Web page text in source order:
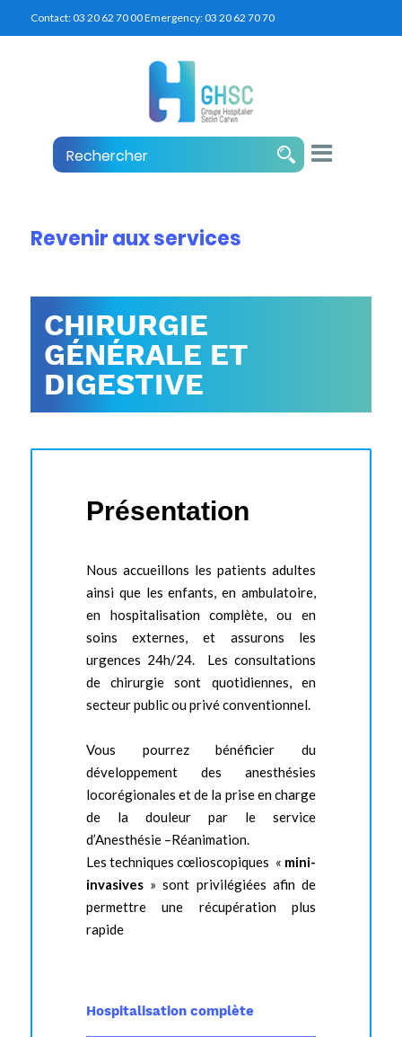
Contact:03 20 62 70 00Emergency:03 20 62 70 70
Revenir aux services
CHIRURGIE
GÉNÉRALE ET
DIGESTIVE
Présentation
Nous accueillons les patients adultes
ainsi que les enfants, en ambulatoire,
en hospitalisation complète, ou en
soins externes, et assurons les
urgences 24h/24. Les consultations
de chirurgie sont quotidiennes, en
secteur public ou privé conventionnel.
Vous pourrez bénéficier du
développement des anesthésies
locorégionales et de la prise en charge
de la douleur par le service
d’Anesthésie –Réanimation.
Les techniques cœlioscopiques « mini-
invasives» sont privilégiées afin de
permettre une récupération plus
rapide
Hospitalisation complète